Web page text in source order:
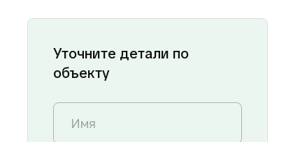
Уточните детали по
объекту